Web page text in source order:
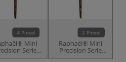
4 Pinsel
Mini
Serie
85046
2 Pinsel
Raphaël® Mini
Precision Serie
89406